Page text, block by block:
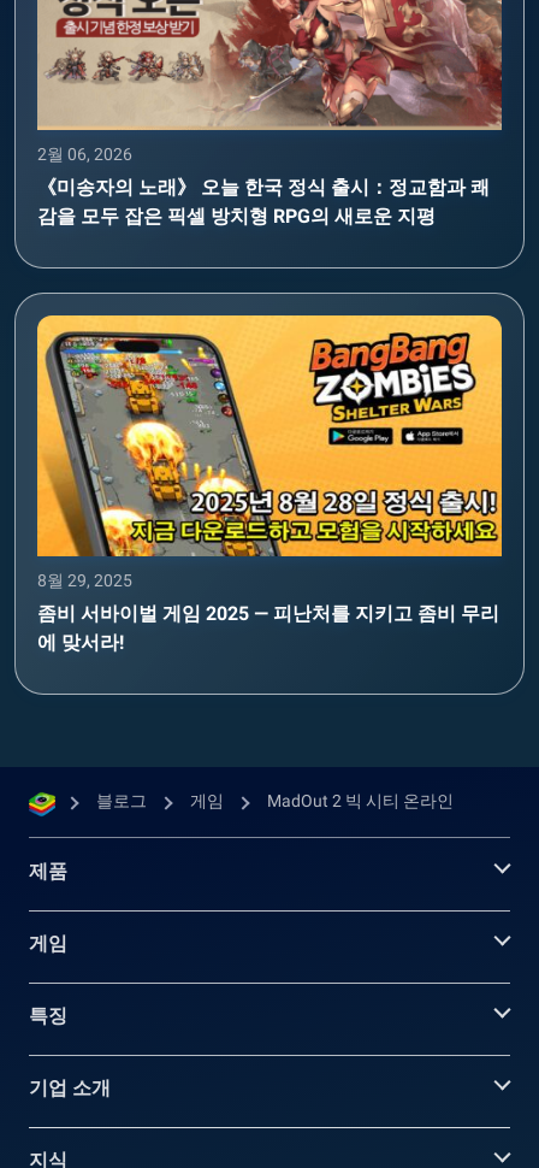
2월 06, 2026
《미송자의 노래》 오늘 한국 정식 출시：정교함과 쾌
감을 모두 잡은 픽셀 방치형 RPG의 새로운 지평
8월 29, 2025
좀비 서바이벌 게임 2025 — 피난처를 지키고 좀비 무리
에 맞서라!
블로그 게임 MadOut 2 빅 시티 온라인
제품
게임
특징
기업 소개
지식